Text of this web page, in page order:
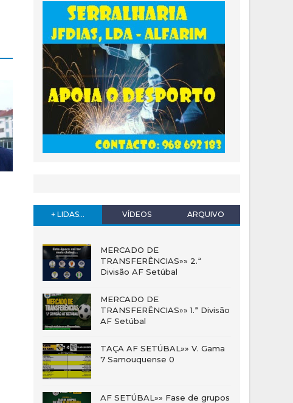
+ LIDAS... VÍDEOS ARQUIVO
MERCADO DE
TRANSFERÊNCIAS»» 2.ª
Divisão AF Setúbal
MERCADO DE
TRANSFERÊNCIAS»» 1.ª Divisão
AF Setúbal
TAÇA AF SETÚBAL»» V. Gama
7 Samouquense 0
AF SETÚBAL»» Fase de grupos